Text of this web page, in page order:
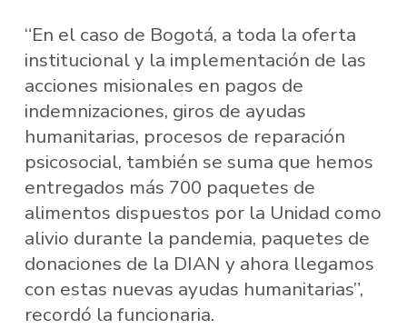
“En el caso de Bogotá, a toda la oferta
institucional y la implementación de las
acciones misionales en pagos de
indemnizaciones, giros de ayudas
humanitarias, procesos de reparación
psicosocial, también se suma que hemos
entregados más 700 paquetes de
alimentos dispuestos por la Unidad como
alivio durante la pandemia, paquetes de
donaciones de la DIAN y ahora llegamos
con estas nuevas ayudas humanitarias”,
recordó la funcionaria.